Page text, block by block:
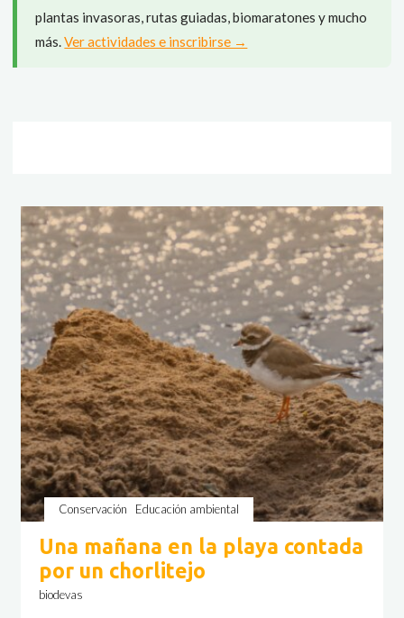
plantas invasoras, rutas guiadas, biomaratones y mucho
más.Ver actividades e inscribirse →
Conservación Educación ambiental
Una mañana en la playa contada
por un chorlitejo
biodevas